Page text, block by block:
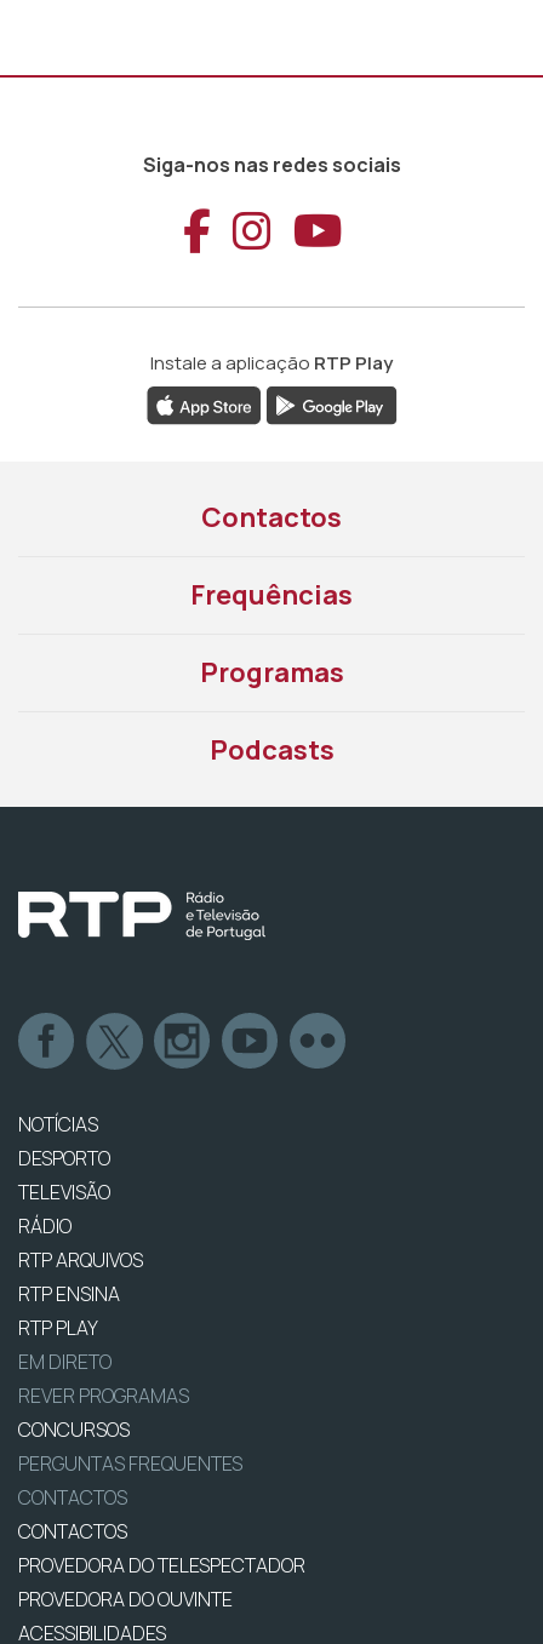
Siga-nos nas redes sociais
Aceder ao
Aceder ao
Aceder
Instale a aplicação RTP Play
Contactos
Frequências
Programas
Podcasts
NOTÍCIAS
DESPORTO
TELEVISÃO
RÁDIO
RTP ARQUIVOS
RTP ENSINA
RTP PLAY
EM DIRETO
REVER PROGRAMAS
CONCURSOS
PERGUNTAS FREQUENTES
CONTACTOS
CONTACTOS
PROVEDORA DO TELESPECTADOR
PROVEDORA DO OUVINTE
ACESSIBILIDADES